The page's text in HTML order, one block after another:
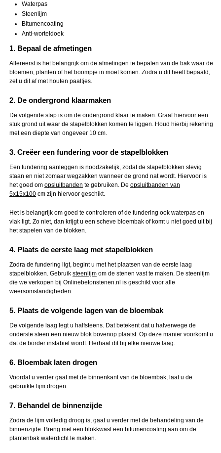
Waterpas
Steenlijm
Bitumencoating
Anti-worteldoek
1. Bepaal de afmetingen
Allereerst is het belangrijk om de afmetingen te bepalen van de bak waar de
bloemen, planten of het boompje in moet komen. Zodra u dit heeft bepaald,
zet u dit af met houten paaltjes.
2. De ondergrond klaarmaken
De volgende stap is om de ondergrond klaar te maken. Graaf hiervoor een
stuk grond uit waar de stapelblokken komen te liggen. Houd hierbij rekening
met een diepte van ongeveer 10 cm.
3. Creëer een fundering voor de stapelblokken
Een fundering aanleggen is noodzakelijk, zodat de stapelblokken stevig
staan en niet zomaar wegzakken wanneer de grond nat wordt. Hiervoor is
het goed om opsluitbanden te gebruiken. De opsluitbanden van
5x15x100cm zijn hiervoor geschikt.
Het is belangrijk om goed te controleren of de fundering ook waterpas en
vlak ligt. Zo niet, dan krijgt u een scheve bloembak of komt u niet goed uit bij
het stapelen van de blokken.
4. Plaats de eerste laag met stapelblokken
Zodra de fundering ligt, begint u met het plaatsen van de eerste laag
stapelblokken. Gebruik steenlijmom de stenen vast te maken. De steenlijm
die we verkopen bij Onlinebetonstenen.nl is geschikt voor alle
weersomstandigheden.
5. Plaats de volgende lagen van de bloembak
De volgende laag legt u halfsteens. Dat betekent dat u halverwege de
onderste steen een nieuw blok bovenop plaatst. Op deze manier voorkomt u
dat de border instabiel wordt. Herhaal dit bij elke nieuwe laag.
6. Bloembak laten drogen
Voordat u verder gaat met de binnenkant van de bloembak, laat u de
gebruikte lijm drogen.
7. Behandel de binnenzijde
Zodra de lijm volledig droog is, gaat u verder met de behandeling van de
binnenzijde. Breng met een blokkwast een bitumencoating aan om de
plantenbak waterdicht te maken.